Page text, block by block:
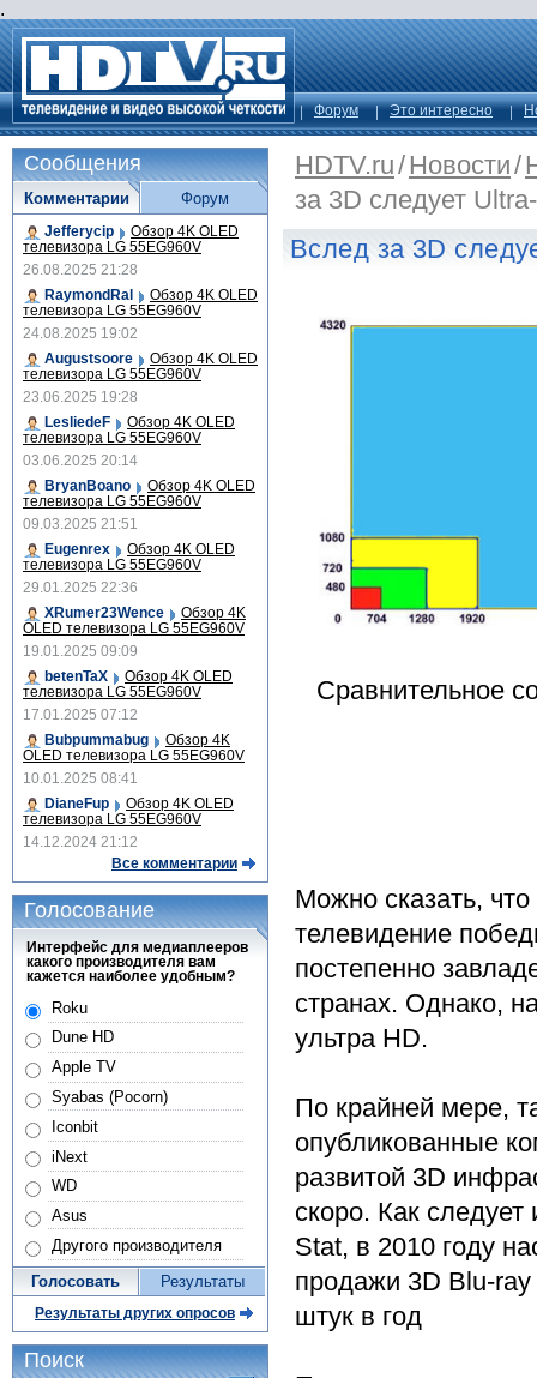
.
Форум Это интересно
HDTV.ru/Новости/
за 3D следует
Вслед за 3D
Сравнительное
Можно сказать,
телевидение
постепенно
странах. Однако,
ультра HD.
По крайней мере,
опубликованные
развитой 3D
скоро. Как
Stat, в 2010 году
продажи 3D Blu-ray
штук в год
Сообщения
Комментарии
Jefferycip Обзор 4K OLED
телевизора LG 55EG960V
26.08.2025 21:28
RaymondRal
Обзор 4K OLED
телевизора LG 55EG960V
24.08.2025 19:02
Augustsoore
Обзор 4K OLED
телевизора LG 55EG960V
23.06.2025 19:28
LesliedeF
Обзор 4K OLED
телевизора LG 55EG960V
03.06.2025 20:14
BryanBoano
Обзор 4K OLED
телевизора LG 55EG960V
09.03.2025 21:51
Eugenrex
Обзор 4K OLED
телевизора LG 55EG960V
29.01.2025 22:36
XRumer23Wence
Обзор 4K
OLED телевизора LG 55EG960V
19.01.2025 09:09
betenTaX
Обзор 4K OLED
телевизора LG 55EG960V
17.01.2025 07:12
Bubpummabug
Обзор 4K
OLED телевизора LG 55EG960V
10.01.2025 08:41
DianeFup
Обзор 4K OLED
телевизора LG 55EG960V
14.12.2024 21:12
Все комментарии
Форум
Голосование
Интерфейс для медиаплееров
какого производителя вам
кажется наиболее удобным?
Roku
Dune HD
Apple TV
Syabas (Pocorn)
Iconbit
iNext
WD
Asus
Другого производителя
Голосовать Результаты
Результаты других опросов
Поиск